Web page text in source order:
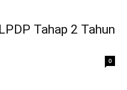
Tahap 2 Tahun
0